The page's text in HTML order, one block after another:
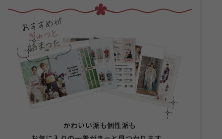
かわいい派も個性派も